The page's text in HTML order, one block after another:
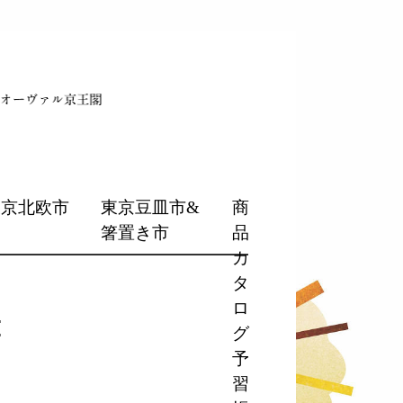
北欧市
東京豆皿市&
箸置き市
商
品
カ
タ
ロ
グ
予
習